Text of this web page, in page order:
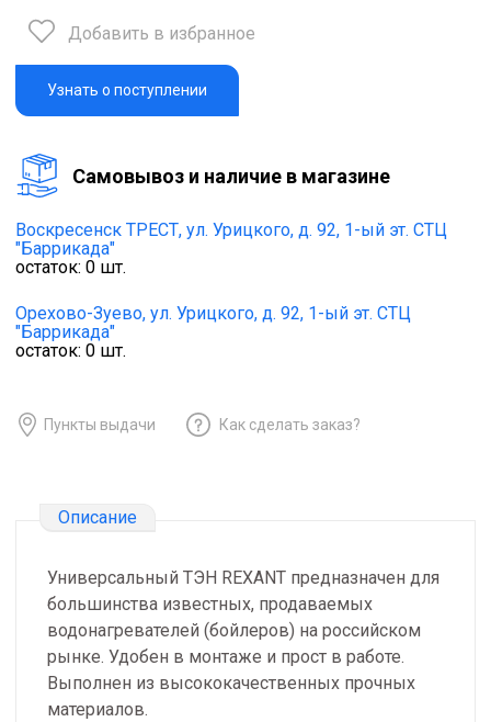
Добавить в избранное
Узнать о поступлении
Cамовывоз и наличие в магазине
Воскресенск ТРЕСТ, ул. Урицкого, д. 92, 1-ый эт. СТЦ
"Баррикада"
остаток: 0 шт.
Орехово-Зуево, ул. Урицкого, д. 92, 1-ый эт. СТЦ
"Баррикада"
остаток: 0 шт.
Пункты выдачи Как сделать заказ?
Описание
Универсальный ТЭН REXANT предназначен для
большинства известных, продаваемых
водонагревателей (бойлеров) на российском
рынке. Удобен в монтаже и прост в работе.
Выполнен из высококачественных прочных
материалов.